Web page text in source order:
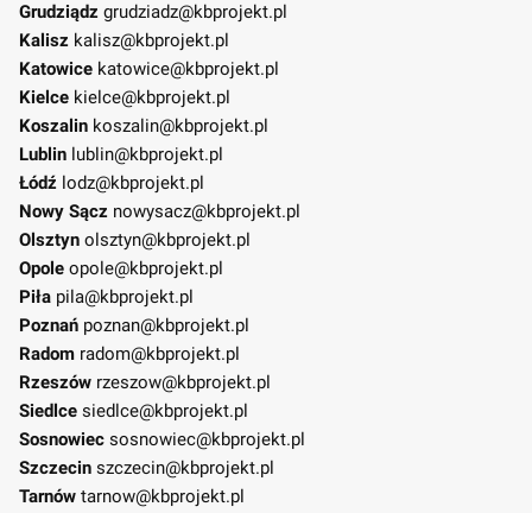
Grudziądz grudziadz@kbprojekt.pl
Kalisz kalisz@kbprojekt.pl
Katowice katowice@kbprojekt.pl
Kielce kielce@kbprojekt.pl
Koszalin koszalin@kbprojekt.pl
Lublin lublin@kbprojekt.pl
Łódź lodz@kbprojekt.pl
Nowy Sącz nowysacz@kbprojekt.pl
Olsztyn olsztyn@kbprojekt.pl
Opole opole@kbprojekt.pl
Piła pila@kbprojekt.pl
Poznań poznan@kbprojekt.pl
Radom radom@kbprojekt.pl
Rzeszów rzeszow@kbprojekt.pl
Siedlce siedlce@kbprojekt.pl
Sosnowiec sosnowiec@kbprojekt.pl
Szczecin szczecin@kbprojekt.pl
Tarnów tarnow@kbprojekt.pl